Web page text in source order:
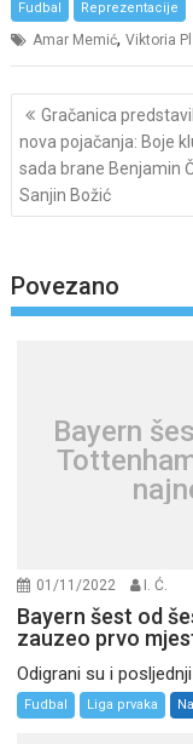
Fudbal Reprezentacije
Amar Memić,Viktoria
Post
navigation
Gračanica
nova pojačanja: Boje
sada brane Benjamin
Sanjin Božić
Povezano
Bayern
01/11/2022 I. Ć.
Bayern šest od
zauzeo prvo
Odigrani su i posljednji
Fudbal Liga prvaka